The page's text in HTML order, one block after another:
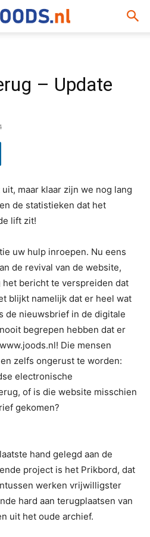
– Update
maar klaar zijn we nog lang
de statistieken dat het
lift zit!
uw hulp inroepen. Nu eens
de revival van de website,
het bericht te verspreiden dat
blijkt namelijk dat er heel wat
de nieuwsbrief in de digitale
begrepen hebben dat er
Die mensen
zelfs ongerust te worden:
electronische
of is die website misschien
gekomen?
hand gelegd aan de
project is het Prikbord, dat
werken vrijwilligster
hard aan terugplaatsen van
uit het oude archief.